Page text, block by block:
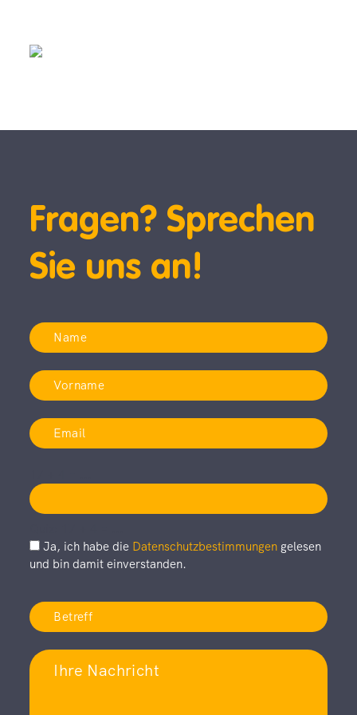
Fragen? Sprechen
Sie uns an!
Ja, ich habe die Datenschutzbestimmungengelesen
und bin damit einverstanden.